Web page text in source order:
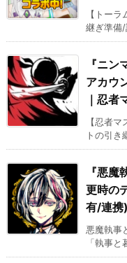
【トー
継ぎ準備
『ニン
アカウ
｜忍者
【忍者
トの引
『悪
更時の
有/連携)
悪魔執事
「執事